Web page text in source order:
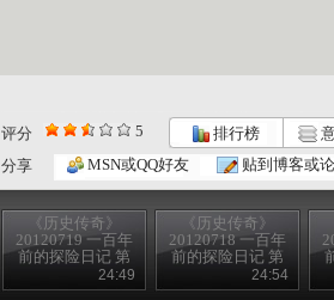
评分 5 排行榜
分享
MSN或QQ好友 贴到博客或
《历史传奇》
20120719 一百年
前的探险日记 第
八集 为歌者留影
（下）
24:49
《历史传奇》
20120718 一百年
前的探险日记 第
六集 生死大漠
（下）
24:54